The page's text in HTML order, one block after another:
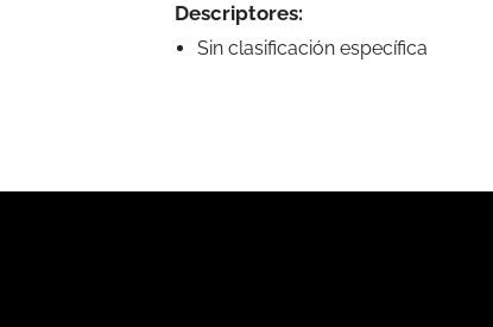
Descriptores:
Sin clasificación específica